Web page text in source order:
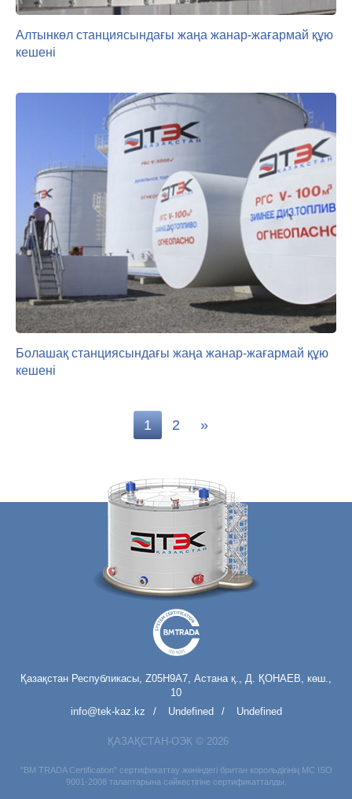
Алтынкөл станциясындағы жаңа жанар-жағармай құю
кешені
Болашақ станциясындағы жаңа жанар-жағармай құю
кешені
1 2 »
Қазақстан Республикасы, Z05H9A7, Астана қ., Д. ҚОНАЕВ, көш.,
10
info@tek-kaz.kz
Undefined Undefined
ҚАЗАҚСТАН-ОЭК © 2026
"BM TRADA Certification" сертификаттау жөніндегі британ корольдігінің МС ISO
9001-2008 талаптарына сәйкестігіне сертификатталды.